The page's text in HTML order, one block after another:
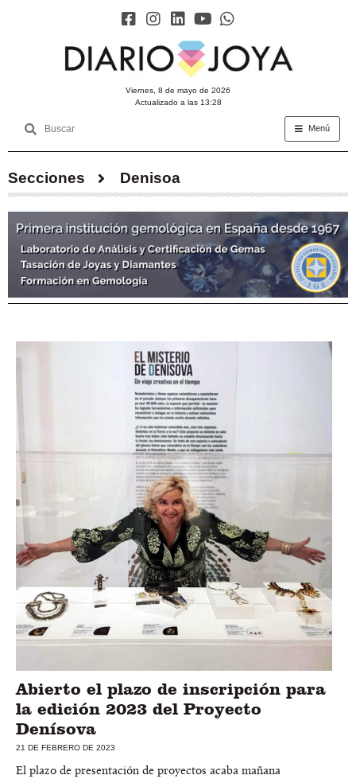
viernes, 8 de mayo de 2026
Actualizado a las 13:28
Menú
Secciones Denisoa
Abierto el plazo de inscripción para
la edición 2023 del Proyecto
Denísova
21 DE FEBRERO DE 2023
El plazo de presentación de proyectos acaba mañana